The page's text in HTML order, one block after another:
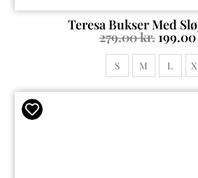
Teresa Bukser Med
279.00kr.199.00
S M L